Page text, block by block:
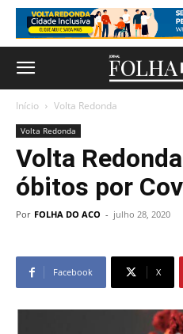
Início Volta Redonda
Volta Redonda
Volta
óbitos por
Por FOLHA DO ACO - julho 28, 2020
Facebook X